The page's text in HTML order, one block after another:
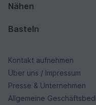
Nähen
Basteln
Kontakt aufnehmen
Über uns / Impressum
Presse & Unternehmen
Allgemeine